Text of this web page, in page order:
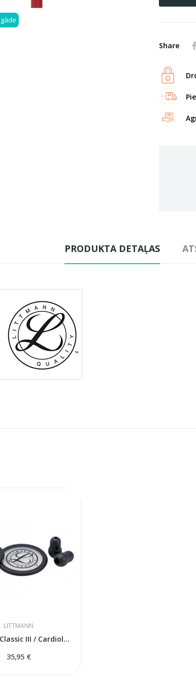
Share
PRODUKTA DETAĻAS
LITTMANN
Littmann Classic III / Cardiology IV rezerves...
35,95 €